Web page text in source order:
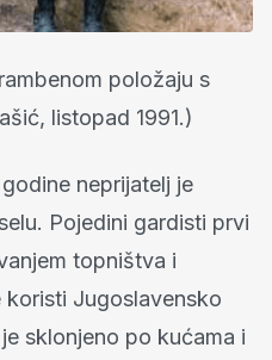
položaju s
listopad 1991.)
godine neprijatelj je
Pojedini gardisti prvi
topništva i
Jugoslavensko
sklonjeno po kućama i